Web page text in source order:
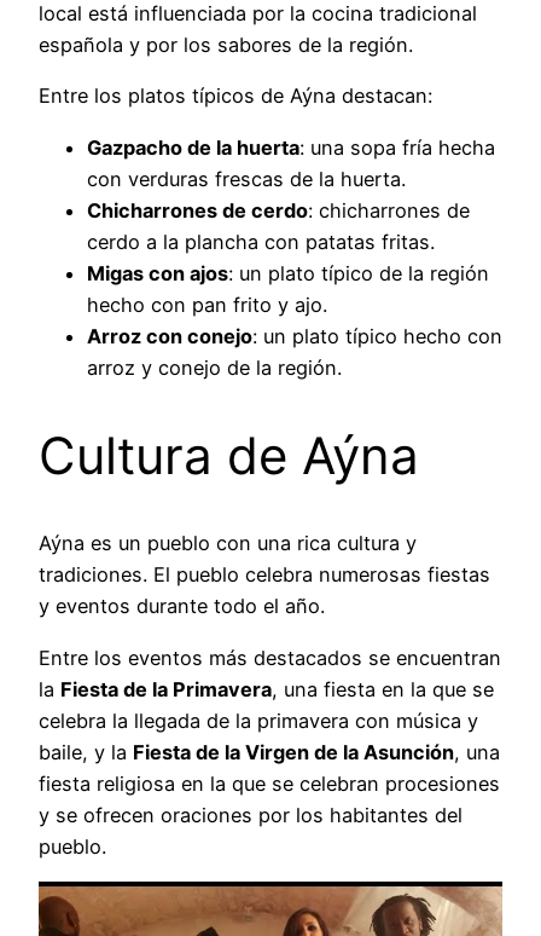
local está influenciada por la cocina tradicional
española y por los sabores de la región.
Entre los platos típicos de Aýna destacan:
Gazpacho de la huerta: una sopa fría hecha
con verduras frescas de la huerta.
Chicharrones de cerdo: chicharrones de
cerdo a la plancha con patatas fritas.
Migas con ajos: un plato típico de la región
hecho con pan frito y ajo.
Arroz con conejo: un plato típico hecho con
arroz y conejo de la región.
Cultura de Aýna
Aýna es un pueblo con una rica cultura y
tradiciones. El pueblo celebra numerosas fiestas
y eventos durante todo el año.
Entre los eventos más destacados se encuentran
la Fiesta de la Primavera, una fiesta en la que se
celebra la llegada de la primavera con música y
baile, y la Fiesta de la Virgen de la Asunción, una
fiesta religiosa en la que se celebran procesiones
y se ofrecen oraciones por los habitantes del
pueblo.